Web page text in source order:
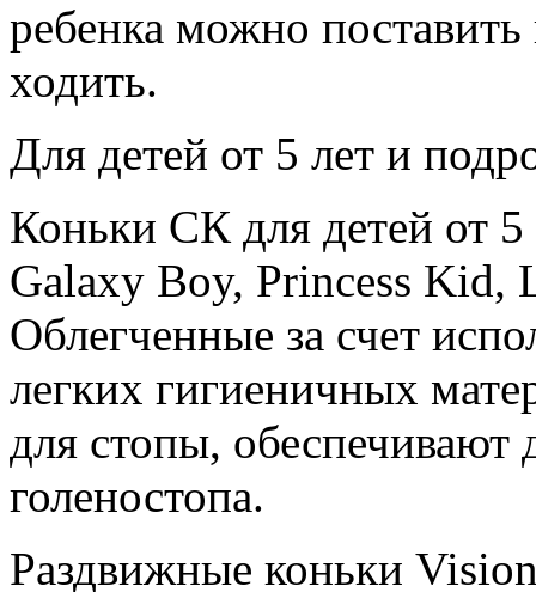
ребенка можно поставить
ходить.
Для детей от 5 лет и
Коньки СК для детей от 5
Galaxy Boy, Princess
Облегченные за счет
легких гигиеничных
для стопы,
голеностопа.
Раздвижные коньки